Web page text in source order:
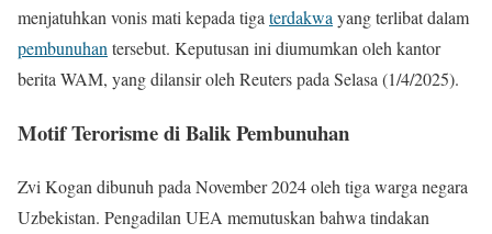
menjatuhkan vonis mati kepada tigaterdakwayang terlibat dalam
pembunuhantersebut. Keputusan ini diumumkan oleh kantor
berita WAM, yang dilansir oleh Reuters pada Selasa (1/4/2025).
Motif Terorisme di Balik Pembunuhan
Zvi Kogan dibunuh pada November 2024 oleh tiga warga negara
Uzbekistan. Pengadilan UEA memutuskan bahwa tindakan